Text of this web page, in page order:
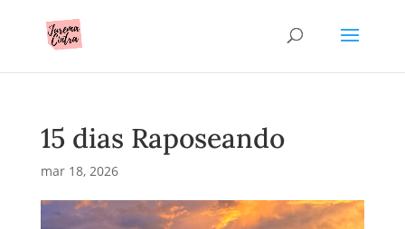
15 dias Raposeando
mar 18, 2026